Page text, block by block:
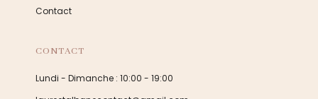
Contact
CONTACT
Lundi - Dimanche : 10:00 - 19:00